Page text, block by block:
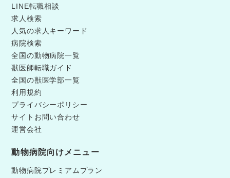
LINE転職相談
求人検索
人気の求人キーワード
病院検索
全国の動物病院一覧
獣医師転職ガイド
全国の獣医学部一覧
利用規約
プライバシーポリシー
サイトお問い合わせ
運営会社
動物病院向けメニュー
動物病院プレミアムプラン